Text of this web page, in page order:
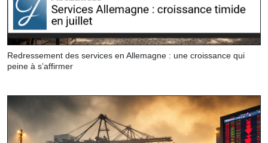
Redressement des services en Allemagne : une croissance qui
peine à s’affirmer